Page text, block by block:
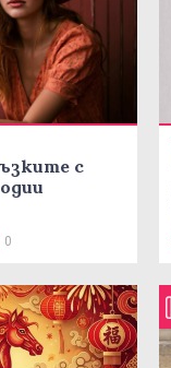
с
0